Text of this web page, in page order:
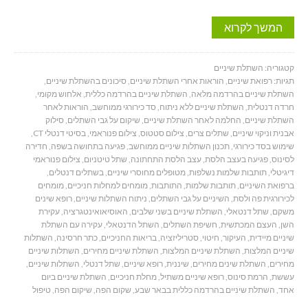
המשך לקרוא
קטגוריה: השתלת שיניים
תגיות: רפואת שיניים, הוראות אחרי השתלת שיניים, סיכונים בהשתלת שיניים,
השתלת שיניים בהרדמה מלאה, השתלת שיניים בהרדמה כללית, אלחוש מקומי,
חרדה דנטלית, השתלת שיניים ללא ניתוח, סד כירורגי ממוחשב, הוראות לאחר
השתלת שיניים, החלמה לאחר השתלת שיניים, שיקום על גבי השתלים, סילוק
אבנית וניקוי שיניים, שתלים צרים, צילום סטטוס, צילום פנוראמי,בסיטי דנטלי CT
,
שימוש בסד כירורגי,תכנון השתלות שיניים ממוחשב,פגיעה בתחושה בשפה, חדירה
לסינוס,פגיעה בעצב הלסת,עצב הלסת התחתונה, שתל טיטניום, צילום פנוראמי
דיגיטלי,תותבות שלמות נשלפות,מטופלים מחוסרי שיניים,בשתלים דנטלים,
ברפואת השיניים,תותבות שלמות, התותבות,מומחים למחלות חניכיים,מומחים
לכירורגית פה ולסת, השיניים על גבי השתלים, ניתוח השתלות שיניים,רופא שינים
משקם, שתל דנטאלי, השתלת שיניים בשני שלבים, האוסיאואינטגרציה,עקירת
השן, העצם המכתשית, חשיפת השתלים, השתל הדנטאלי,עקירה עם השתלת
שיניים מיידית, העיקור, חיטוי, סטריליזציה,בריאות החניכיים,כתר חרסינה, השתלות
שיניים המלצות, השתלת שיניים המלצות, השתלת שיניים מחירים, השתלות שיניים
מחירים, השתלת שינים מחירים, שיננית,רופא שיניים, שתל דנטלי, השתלות שיניים,
עששת, הרמת סינוס,רופא שיניים משתיל,מחלת חניכיים, השתלת שיניים ביום
אחד, השתלת שיניים בהרדמה כללית בבאר שבע, שקום הפה, שיקום הפה, טיפול